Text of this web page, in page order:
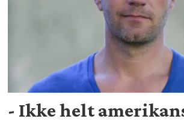
- Ikke helt